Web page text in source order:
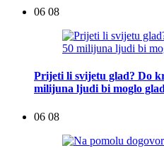
06 08
Prijeti li svijetu glad? Do
milijuna ljudi bi moglo
06 08